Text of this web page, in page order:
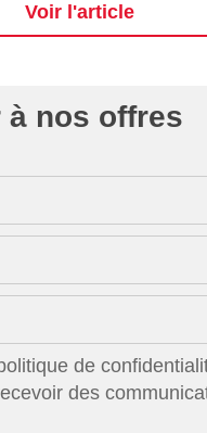
Voir l'article
à nos offres
de
des